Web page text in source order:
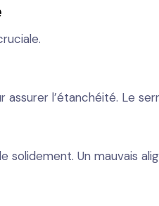
l’étanchéité. Le
Un mauvais